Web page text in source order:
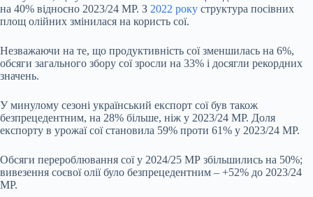
на 40% відносно 2023/24 МР. З 2022 року структура посівних
площ олійних змінилася на користь сої.
Незважаючи на те, що продуктивність сої зменшилась на 6%,
обсяги загального збору сої зросли на 33% і досягли рекордних
значень.
У минулому сезоні український експорт сої був також
безпрецедентним, на 28% більше, ніж у 2023/24 МР. Доля
експорту в урожаї сої становила 59% проти 61% у 2023/24 МР.
Обсяги перероблювання сої у 2024/25 МР збільшились на 50%;
вивезення соєвої олії було безпрецедентним – +52% до 2023/24
МР.